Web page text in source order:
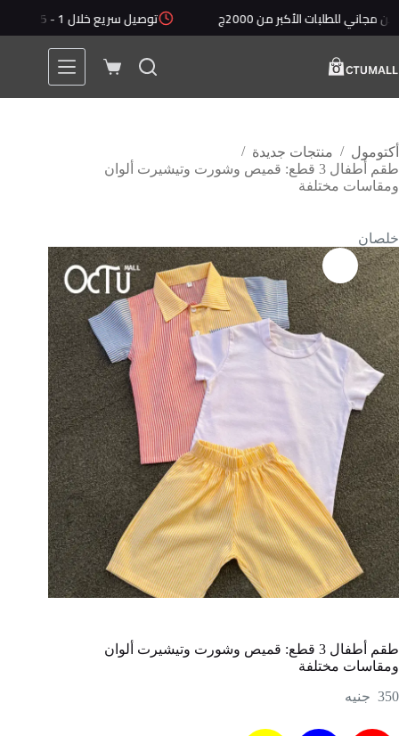
الأكبر من 2000ج توصيل سريع خلال 1 - 5 أيام
أكتومول / منتجات جديدة /
طقم أطفال 3 قطع: قميص وشورت وتيشيرت ألوان
ومقاسات مختلفة
خلصان
طقم أطفال 3 قطع: قميص وشورت وتيشيرت ألوان
ومقاسات مختلفة
350 جنيه